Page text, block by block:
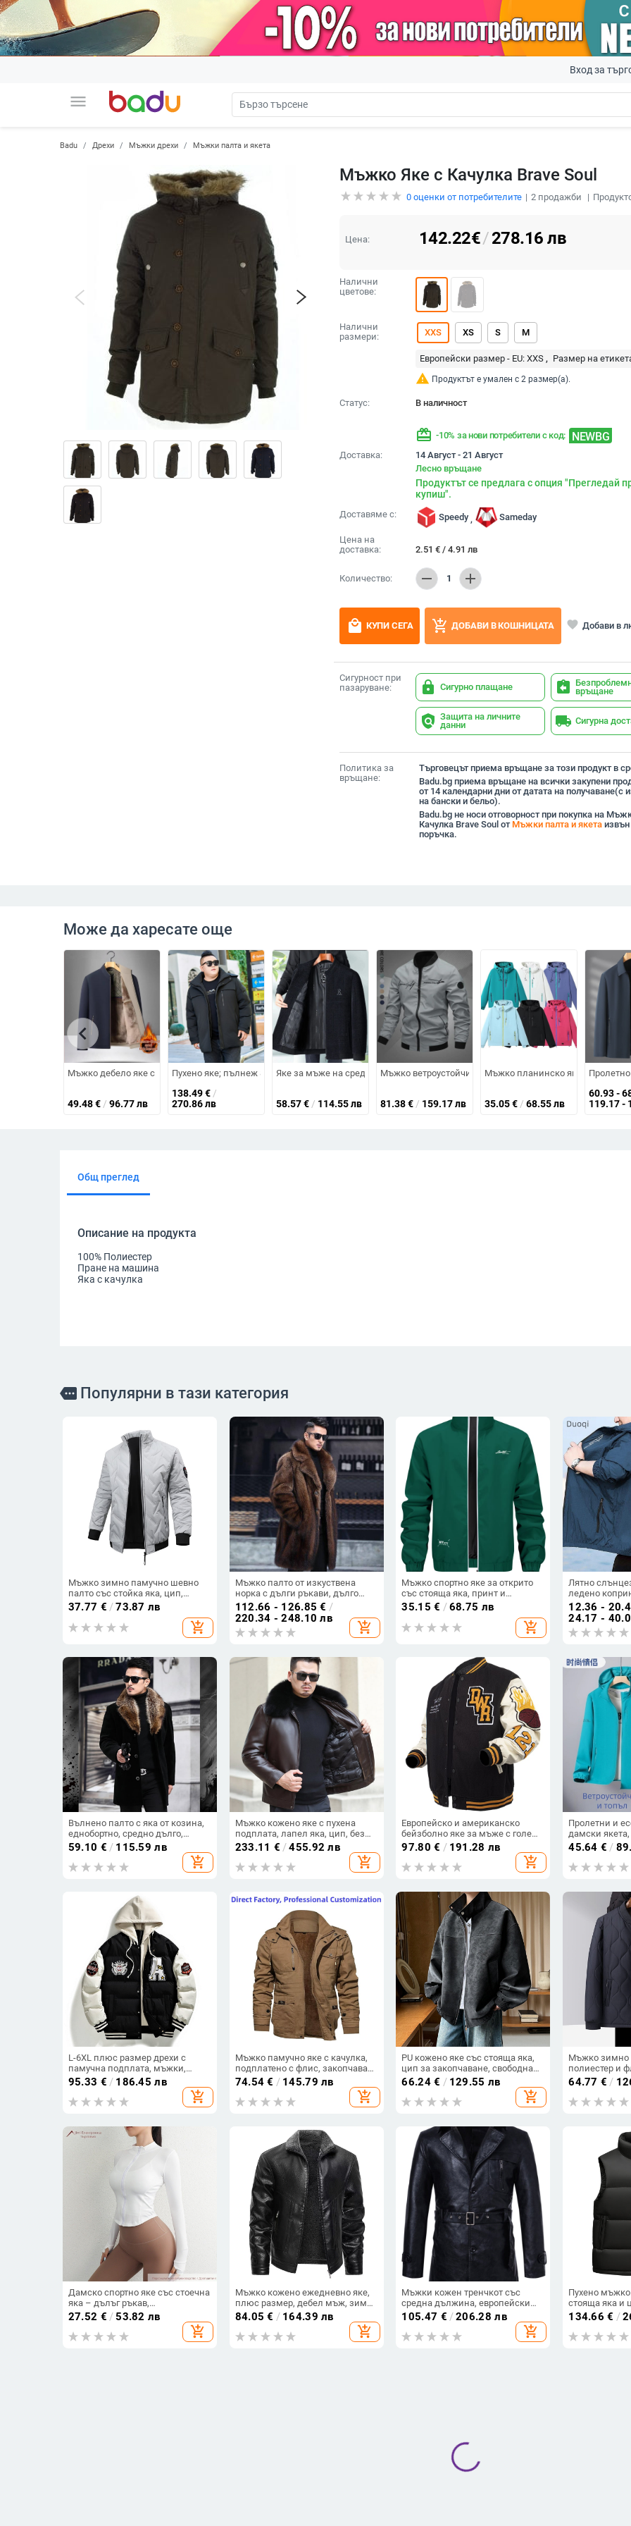
menu
Вход за
Badu Дрехи Мъжки дрехи Мъжки палта и якета
Мъжко Яке с Качулка Brave Soul
0оценки от потребителите 2продажби
Цена: 142.22€/278.16 лв
Налични
цветове:
Налични
размери:
XXS XS S M
Европейски размер - EU: XXS Размер на
warning Продуктът е умален с 2 размер(а).
Статус: В наличност
redeem -10% за нови потребители с код: NEWBG
Доставка:
14 Август - 21 Август
Лесно връщане
Продуктът се предлага с опция "Прегледай
купиш".
Доставяме с: Speedy , Sameday
Цена на
доставка:
2.51 € / 4.91 лв
Количество: remove 1 add
local_mall КУПИ СЕГА add_shopping_cart ДОБАВИ В КОШНИЦАТА favorite Добави в
Сигурност при
пазаруване:
lock Сигурно плащане assignment_return връщане
policy Защита на личните
данни
local_shipping Сигурна
Политика за
връщане:
Търговецът приема връщане за този продукт в
Badu.bg приема връщане на всички закупени
от 14 календарни дни от датата на получаване(с
на бански и бельо).
Badu.bg не носи отговорност при покупка на
Качулка Brave Soul от Мъжки палта и якетаизвън
поръчка.
Може да харесате още
Мъжко дебело яке с поларена подплата и памучно пълнеж, черно-златен цвят, яка с изправен дизайн
49.48€ / 96.77 лв
Пухено яке; пълнеж 85–90% пух; дебела изолация; средна дължина 65–80 см; стояща яка; цип
138.49€ /
270.86 лв
Яке за мъже на средна възраст и възрастни, пролетно-есенно неформално
58.57€ / 114.55 лв
Мъжко ветроустойчиво яке за планински преходи,
81.38€ / 159.17 лв
Мъжко планинско яке с качулка
35.05€ / 68.55 лв
60.93 -
119.17 -
chevron_left
Общ преглед
Описание на продукта
100% Полиестер
Пране на машина
Яка с качулка
more Популярни в тази категория
Мъжко зимно памучно шевно
палто със стойка яка, цип,
пълнеж от памук, полиестерна
37.77 € /73.87 лв
add_shopping_cart
Мъжко палто от изкуствена
норка с дълги ръкави, дълго
зимно палто с качулка,
удебелено
112.66 - 126.85 € /
220.34 - 248.10 лв
add_shopping_cart
Мъжко спортно яке за открито
със стояща яка, принт и
свободна кройка
35.15 € /68.75 лв
add_shopping_cart
Лятно
ледено
защита,
12.36 -
24.17 -
Вълнено палто с яка от козина,
еднобортно, средно дълго,
дебело
59.10 € / 115.59 лв
add_shopping_cart
Мъжко кожено яке с пухена
подплата, лапел яка, цип, без
качулка, от естествена кожа
233.11 € /455.92 лв
add_shopping_cart
Европейско и американско
бейзболно яке за мъже с големи
размери, модерна марка за
пролет и есен, широко
универсално облекло, готино
97.80 € / 191.28 лв
add_shopping_cart
Пролетни и
дамски
с голям
45.64 € /
L-6XL плюс размер дрехи с
памучна подплата, мъжки,
фалшиви двукомпонентни
кърпи, бродирани, модни, с
качулка, дрехи за влюбени
95.33 € / 186.45 лв
add_shopping_cart
Мъжко памучно яке с качулка,
подплатено с флис, закопчаване
с цип, махаща се подплата,
странични джобове
74.54 € / 145.79 лв
add_shopping_cart
PU кожено яке със стояща яка,
цип за закопчаване, свободна
кройка — Пролет 2025
66.24€ / 129.55 лв
add_shopping_cart
Мъжко зимно
полиестер и
прилепена
закопчаване,
64.77 € /
Дамско спортно яке със стоечна
яка – дълъг ръкав,
бързосъхнещ, прилягащ силует,
с цип
27.52 € /53.82 лв
add_shopping_cart
Мъжко кожено ежедневно яке,
плюс размер, дебел мъж, зимно
яке с поларена подплата, за
средна и по-възрастни хора с
вълнена яка
84.05 € / 164.39 лв
add_shopping_cart
Мъжки кожен тренчкот със
средна дължина, европейски
размер, корейски костюм, яка,
кожено ежедневно модно палто
с колан
105.47 € /206.28 лв
add_shopping_cart
Пухено мъжко
стояща яка и
патици,
cm
134.66 € /